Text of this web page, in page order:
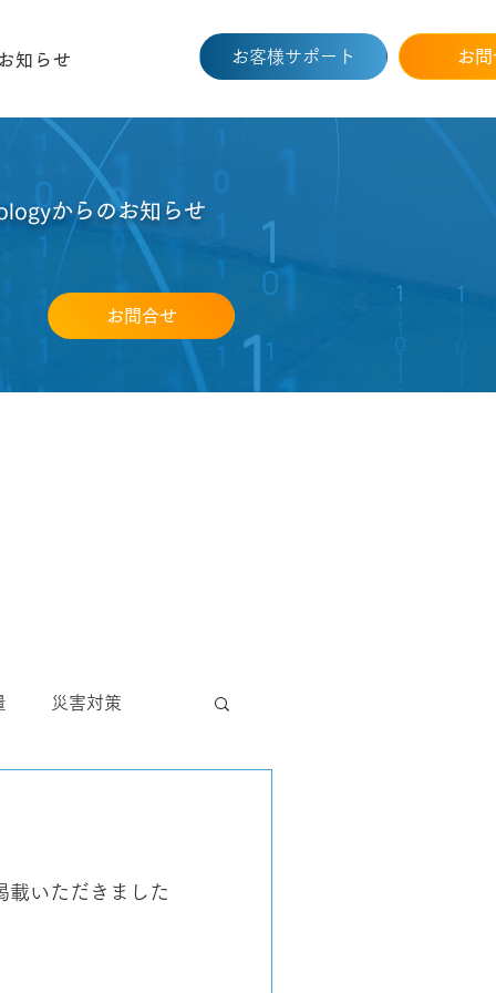
知らせ お客様サポート お
からのお知らせ
お問合せ
災害対策
載いただきました